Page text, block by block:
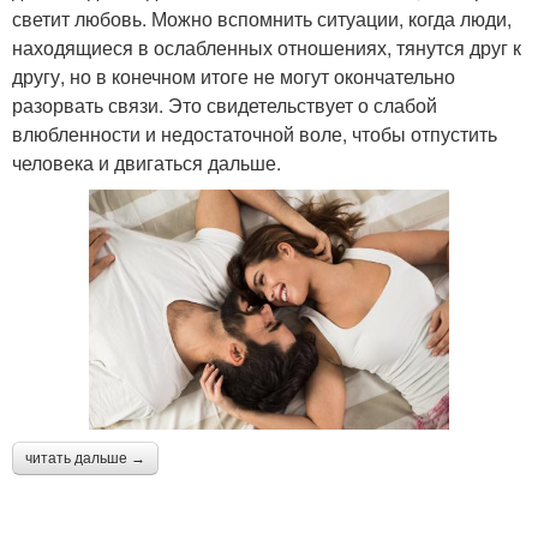
светит любовь. Можно вспомнить ситуации, когда люди,
находящиеся в ослабленных отношениях, тянутся друг к
другу, но в конечном итоге не могут окончательно
разорвать связи. Это свидетельствует о слабой
влюбленности и недостаточной воле, чтобы отпустить
человека и двигаться дальше.
читать дальше →